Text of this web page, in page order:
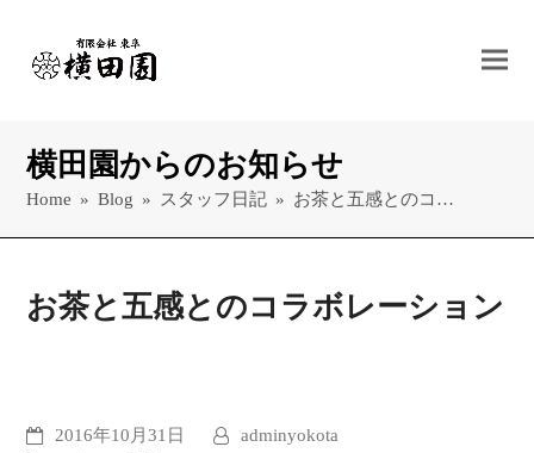
横田園からのお知らせ
Home » Blog » スタッフ日記 » お茶と五感とのコ…
お茶と五感とのコラボレーション
2016年10月31日
adminyokota